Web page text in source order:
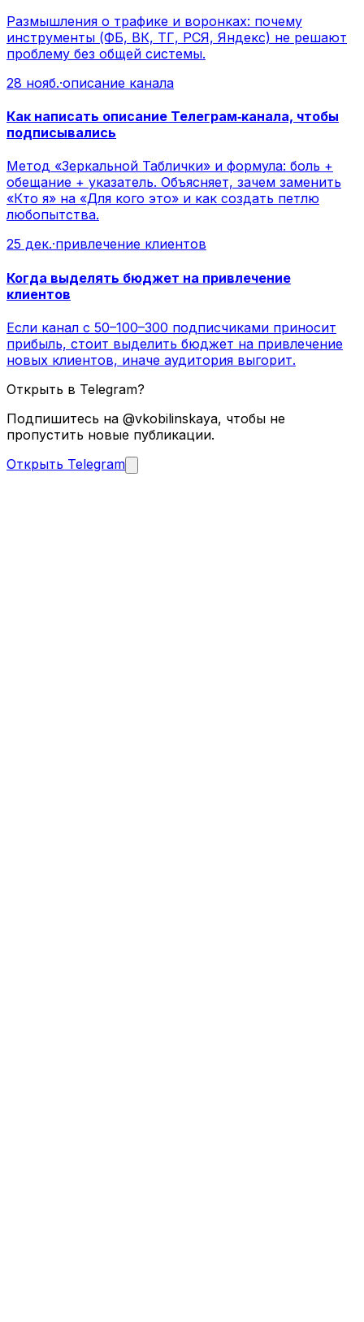
Размышления о трафике и воронках: почему
инструменты (ФБ, ВК, ТГ, РСЯ, Яндекс) не решают
проблему без общей системы.
28 нояб.·описание канала
Как написать описание Телеграм‑канала, чтобы
подписывались
Метод «Зеркальной Таблички» и формула: боль +
обещание + указатель. Объясняет, зачем заменить
«Кто я» на «Для кого это» и как создать петлю
любопытства.
25 дек.·привлечение клиентов
Когда выделять бюджет на привлечение
клиентов
Если канал с 50–100–300 подписчиками приносит
прибыль, стоит выделить бюджет на привлечение
новых клиентов, иначе аудитория выгорит.
Открыть в Telegram?
Подпишитесь на @vkobilinskaya, чтобы не
пропустить новые публикации.
Открыть Telegram